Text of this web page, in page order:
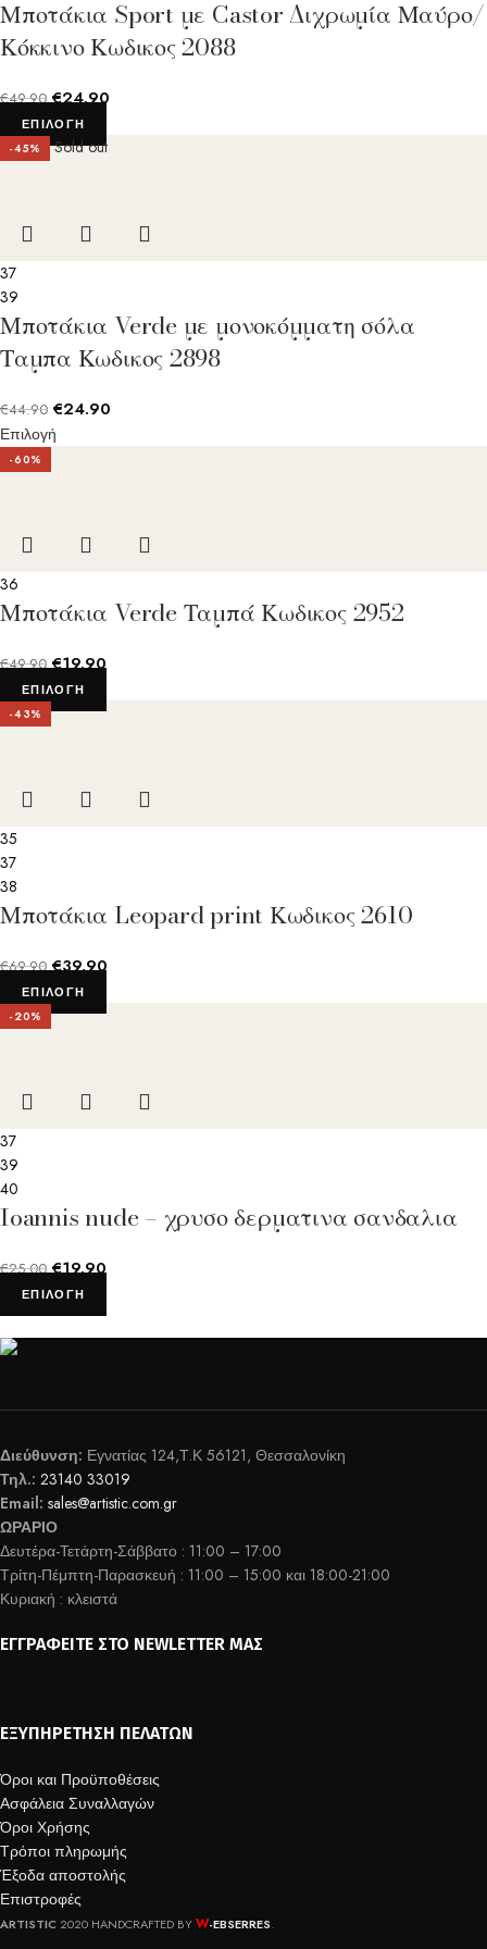
Μποτάκια Sport με Castor Διχρωμία Μαύρο/
Κόκκινο Κωδικος 2088
€49.90 €24.90
ΕΠΙΛΟΓΉ
-45% Sold out
37
39
Μποτάκια Verde με μονοκόμματη σόλα
Ταμπα Κωδικος 2898
€44.90 €24.90
Επιλογή
-60%
36
Μποτάκια Verde Ταμπά Κωδικος 2952
€49.90 €19.90
ΕΠΙΛΟΓΉ
-43%
35
37
38
Μποτάκια Leopard print Κωδικος 2610
€69.90 €39.90
ΕΠΙΛΟΓΉ
-20%
37
39
40
Ioannis nude – χρυσο δερματινα σανδαλια
€25.00 €19.90
ΕΠΙΛΟΓΉ
Διεύθυνση: Εγνατίας 124,Τ.Κ 56121, Θεσσαλονίκη
Τηλ.: 23140 33019
Email: sales@artistic.com.gr
ΩΡΑΡΙΟ
Δευτέρα-Τετάρτη-Σάββατο : 11:00 – 17:00
Τρίτη-Πέμπτη-Παρασκευή : 11:00 – 15:00 και 18:00-21:00
Κυριακή : κλειστά
ΕΓΓΡΑΦΕΊΤΕ ΣΤΟ NEWLETTER ΜΑΣ
ΕΞΥΠΗΡΈΤΗΣΗ ΠΕΛΑΤΏΝ
Όροι και Προϋποθέσεις
Ασφάλεια Συναλλαγών
Όροι Χρήσης
Τρόποι πληρωμής
Έξοδα αποστολής
Επιστροφές
ARTISTIC 2020 HANDCRAFTED BYW-EBSERRES.